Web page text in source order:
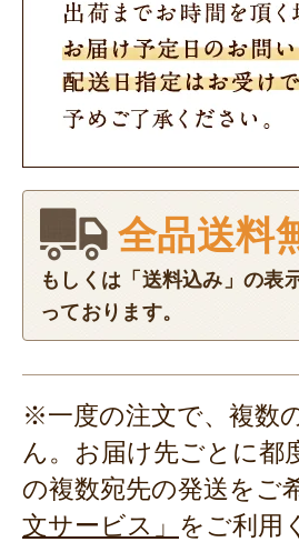
全品送料
もしくは「送料込み」の表
っております。
※一度の注文で、複数
ん。お届け先ごとに都
の複数宛先の発送をご
文サービス」 をご利用